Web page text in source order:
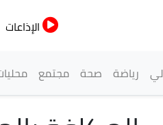
الإذاعات
رياضة صحة مجتمع